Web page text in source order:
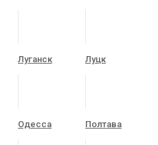
Луганск Луцк
Одесса Полтава